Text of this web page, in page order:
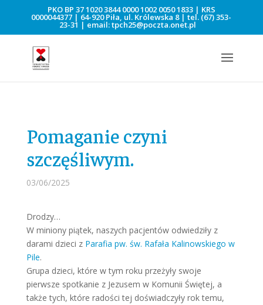
PKO BP 37 1020 3844 0000 1002 0050 1833 | KRS
0000044377 | 64-920 Piła, ul. Królewska 8 | tel. (67) 353-
23-31 | email:tpch25@poczta.onet.pl
Pomaganie czyni
szczęśliwym.
03/06/2025
Drodzy…
W miniony piątek, naszych pacjentów odwiedziły z
darami dzieci z Parafia pw. św. Rafała Kalinowskiego w
Pile.
Grupa dzieci, które w tym roku przeżyły swoje
pierwsze spotkanie z Jezusem w Komunii Świętej, a
także tych, które radości tej doświadczyły rok temu,